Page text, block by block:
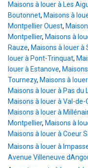
Maisons à louer à Les
Boutonnet, Maisons à
Montpellier Ouest,
Montpellier, Maisons à
Rauze, Maisons à louer
louer à Pont-Trinquat,
louer à Estanove,
Tournezy, Maisons à
Maisons à louer à Pas du
Maisons à louer à Val-de-
Maisons à louer à
Montpellier, Maisons à
Maisons à louer à Coeur
Maisons à louer à
Avenue Villeneuve